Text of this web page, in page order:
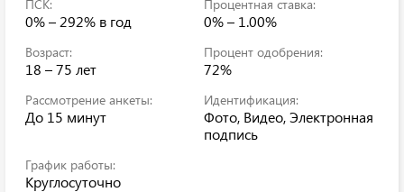
ПСК:
0% – 292% в год
Процентная ставка:
0% – 1.00%
Возраст:
18 – 75 лет
Процент одобрения:
72%
Рассмотрение анкеты:
До 15 минут
Идентификация:
Фото, Видео, Электронная
подпись
График работы:
Круглосуточно